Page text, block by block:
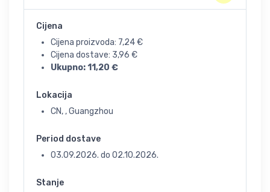
Cijena
Cijena proizvoda: 7,24€
Cijena dostave: 3,96 €
Ukupno:11,20 €
Lokacija
CN, , Guangzhou
Period dostave
03.09.2026. do 02.10.2026.
Stanje